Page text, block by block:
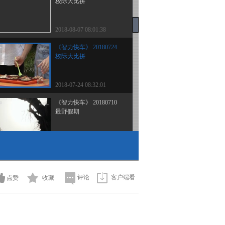
2018-08-07 08:01:38
《智力快车》 20180724
校际大比拼
2018-07-24 08:32:01
《智力快车》 20180710
最野假期
识竞赛
2018-06-26 22:54:47
点赞 收藏 评论 客户端看